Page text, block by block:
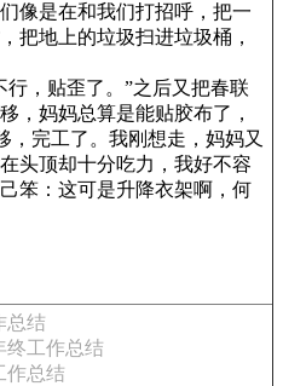
像是在和我们打招呼，把一
把地上的垃圾扫进垃圾桶，
，贴歪了。”之后又把春联
，妈妈总算是能贴胶布了，
，完工了。我刚想走，妈妈又
头顶却十分吃力，我好不容
笨：这可是升降衣架啊，何
总结
终工作总结
作总结